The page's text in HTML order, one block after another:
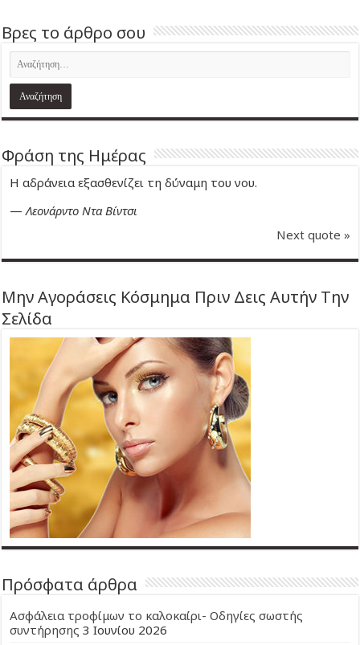
Βρες το άρθρο σου
Φράση της Ημέρας
Η αδράνεια εξασθενίζει τη δύναμη του νου.
—Λεονάρντο Ντα Βίντσι
Next quote »
Μην Αγοράσεις Κόσμημα Πριν Δεις Αυτήν Την
Σελίδα
Πρόσφατα άρθρα
Ασφάλεια τροφίμων το καλοκαίρι- Οδηγίες σωστής
συντήρησης 3 Ιουνίου 2026